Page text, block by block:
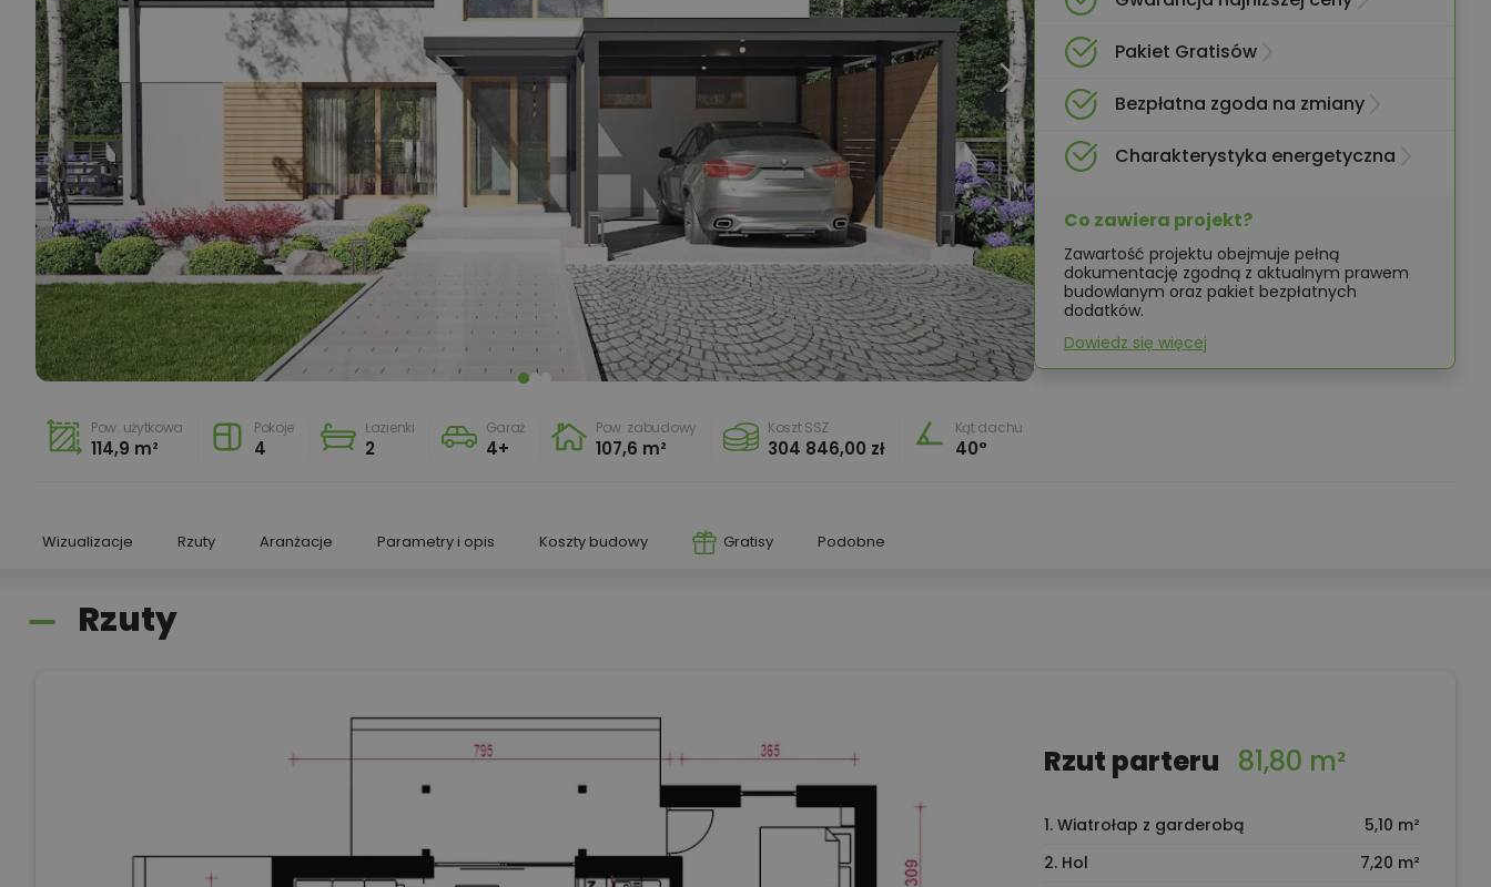
Pow. użytkowa
114,9 m²
Pokoje
4
Łazienki
2
Garaż
4+
Pow. zabudowy
107,6 m²
Koszt SSZ
304 846,00 zł
Kąt dachu
40°
Pakiet Gratisów
Bezpłatna zgoda na zmiany
Charakterystyka energetyczna
Co zawiera projekt?
Zawartość projektu obejmuje pełną
dokumentację zgodną z aktualnym prawem
budowlanym oraz pakiet bezpłatnych
dodatków.
Dowiedz się więcej
Wizualizacje Rzuty Aranżacje Parametry i opis Koszty budowy Gratisy Podobne
Rzuty
Rzut parteru 81,80 m²
1. Wiatrołap z garderobą
5,10 m²
2. Hol
7,20 m²